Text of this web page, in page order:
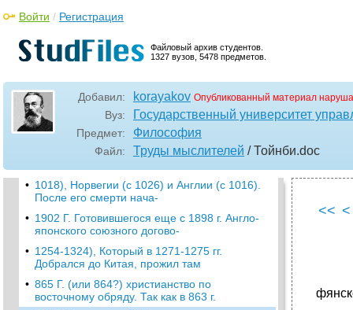
Файловый архив студентов.
1327 вузов, 5478 предметов.
Войти / Регистрация
Добавил: korayakov Опубликованный материал
Вуз: Государственный университет
Предмет: Философия
Файл: Труды мыслителей / Тойнби.doc
• 1870-1871 Гг., оказался наделенным куда
•
1950 Г. Порог двенадцатой части своего
труда из тринадцати запланиро-
• 1 И 7) во всем многообразии человечества,
которое заселило Землю.
• 1. С точки зрения постижения истории
понятие человеческого дос-
2. Из сказанного вытекает и попытка
• 1018), Норвегии (с 1026) и Англии (с 1016).
После его смерти нача-
• 1902 Г. Готовившегося еще с 1898 г. Англо-
японского союзного догово-
• 1254-1324), Который в 1271-1275 гг.
Добрался до Китая, прожил там
• 865 Г. (или 864?) христианство по
восточному обряду. Так как в 863 г.
<<